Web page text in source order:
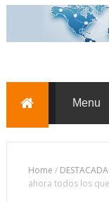
Home /
ahora todos los